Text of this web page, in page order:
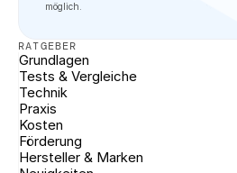
möglich.
RATGEBER
Grundlagen
Tests & Vergleiche
Technik
Praxis
Kosten
Förderung
Hersteller & Marken